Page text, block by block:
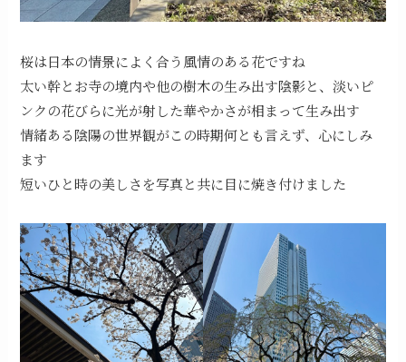
桜は日本の情景によく合う風情のある花ですね
太い幹とお寺の境内や他の樹木の生み出す陰影と、淡いピ
ンクの花びらに光が射した華やかさが相まって生み出す
情緒ある陰陽の世界観がこの時期何とも言えず、心にしみ
ます
短いひと時の美しさを写真と共に目に焼き付けました